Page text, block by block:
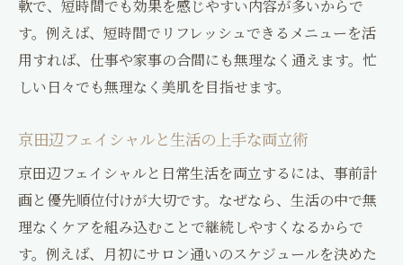
軟で、短時間でも効果を感じやすい内容が多いからで
す。例えば、短時間でリフレッシュできるメニューを活
用すれば、仕事や家事の合間にも無理なく通えます。忙
しい日々でも無理なく美肌を目指せます。
京田辺フェイシャルと生活の上手な両立術
京田辺フェイシャルと日常生活を両立するには、事前計
画と優先順位付けが大切です。なぜなら、生活の中で無
理なくケアを組み込むことで継続しやすくなるからで
す。例えば、月初にサロン通いのスケジュールを決めた